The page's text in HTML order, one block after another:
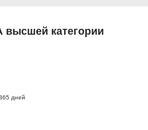
категории
дней